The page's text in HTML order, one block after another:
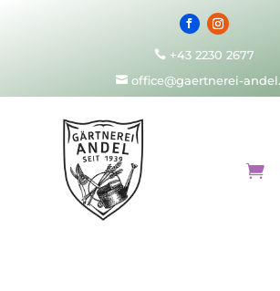
 +43 2230 2677
office@gaertnerei-